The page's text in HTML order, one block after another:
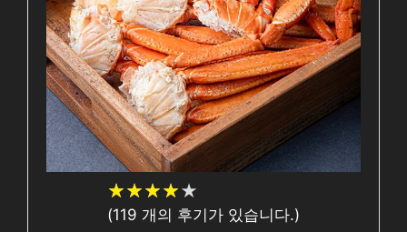
★★★★★
★★★★★
(119 개의 후기가 있습니다.)